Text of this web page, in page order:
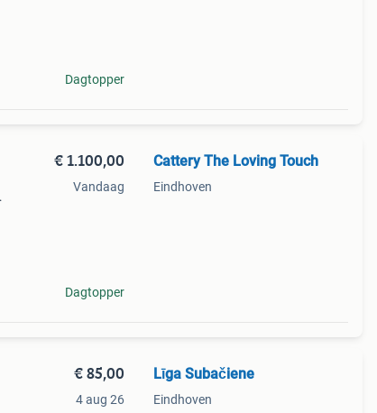
Dagtopper
€ 1.100,00
Vandaag
Dagtopper
Cattery The Loving Touch
Eindhoven
€ 85,00
4 aug 26
Līga Subačiene
Eindhoven